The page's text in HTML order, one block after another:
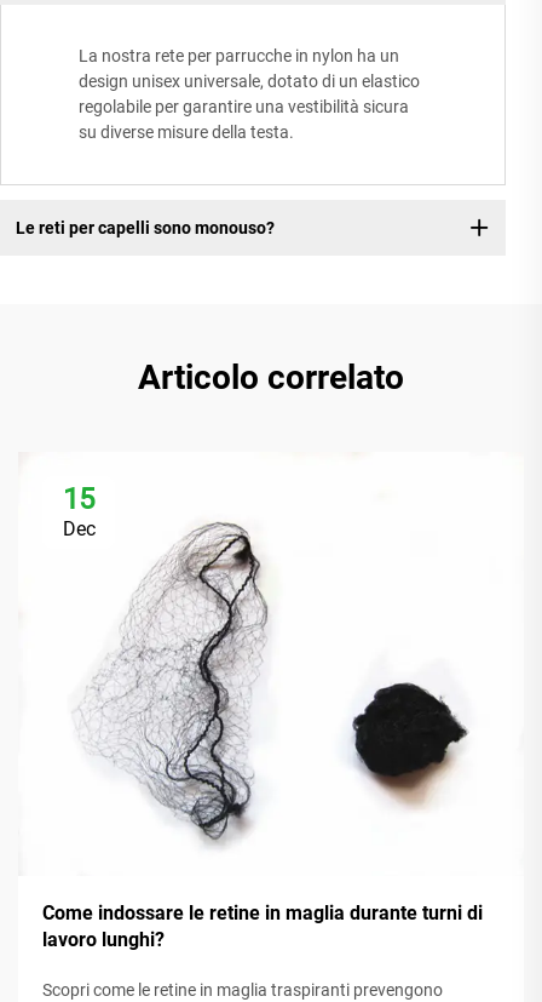
La nostra rete per parrucche in nylon ha un
design unisex universale, dotato di un elastico
regolabile per garantire una vestibilità sicura
su diverse misure della testa.
Le reti per capelli sono monouso?
Articolo correlato
15
Dec
Come indossare le retine in maglia durante turni di
lavoro lunghi?
Scopri come le retine in maglia traspiranti prevengono